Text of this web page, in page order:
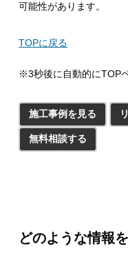
可能性があります。
TOPに戻る
※3秒後に自動的にTOP
施工事例を見る
無料相談する
どのような情報